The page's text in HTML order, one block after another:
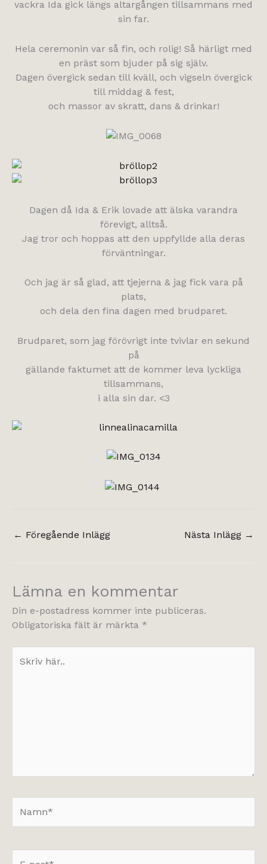
vackra Ida gick längs altargången tillsammans med
sin far.
Hela ceremonin var så fin, och rolig! Så härligt med
en präst som bjuder på sig själv.
Dagen övergick sedan till kväll, och vigseln övergick
till middag & fest,
och massor av skratt, dans & drinkar!
Dagen då Ida & Erik lovade att älska varandra
förevigt, alltså.
Jag tror och hoppas att den uppfyllde alla deras
förväntningar.
Och jag är så glad, att tjejerna & jag fick vara på
plats,
och dela den fina dagen med brudparet.
Brudparet, som jag förövrigt inte tvivlar en sekund
på
gällande faktumet att de kommer leva lyckliga
tillsammans,
i alla sin dar. <3
← Föregående Inlägg Nästa Inlägg →
Lämna en kommentar
Din e-postadress kommer inte publiceras.
Obligatoriska fält är märkta *
här..